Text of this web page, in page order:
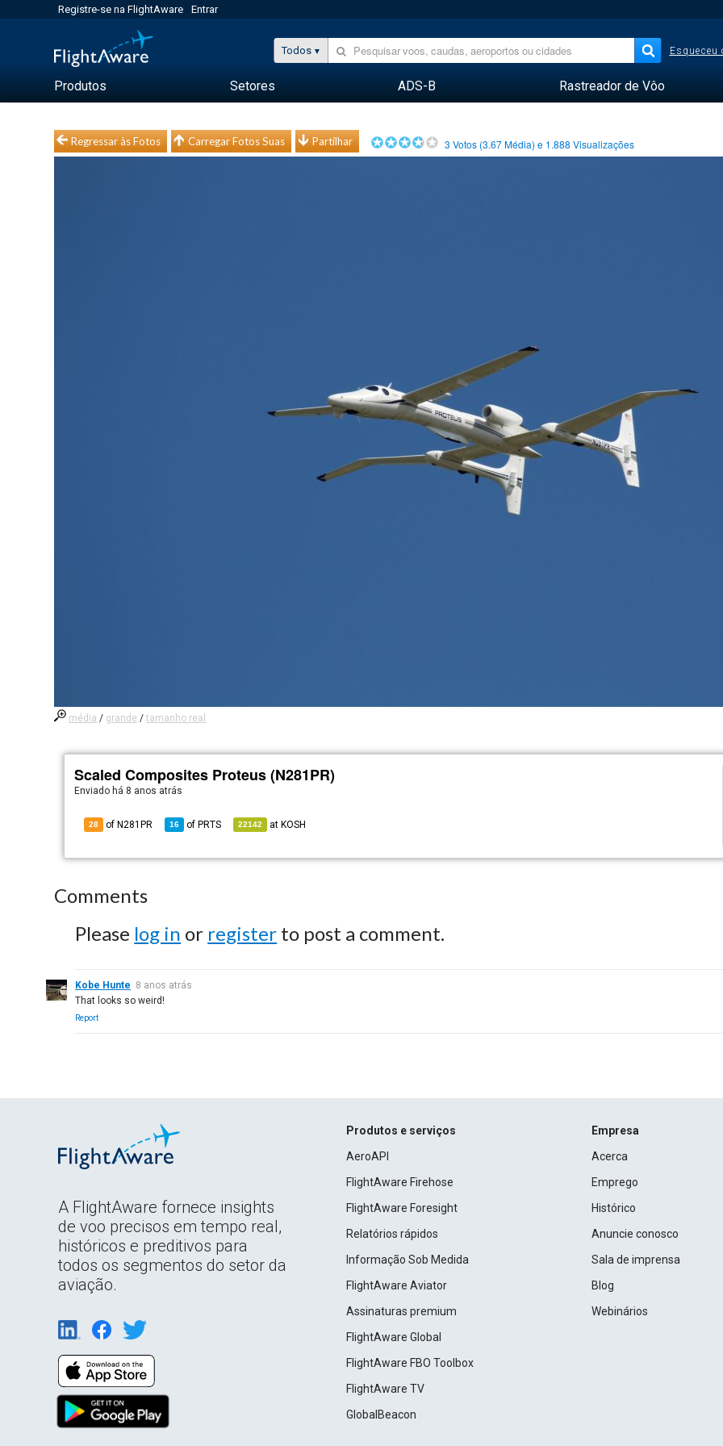
Registre-se na FlightAware Entrar
Todos Esqueceu
Produtos Setores ADS-B Rastreador de Vôo
Regressar às Fotos Carregar Fotos Suas Partilhar 3 Votos (3.67Média) e 1.888 Visualizações
média / grande /tamanho real
Scaled Composites Proteus (N281PR)
Enviado há 8 anos atrás
28 of N281PR 16 of PRTS 22142 at KOSH
Comments
Please log in or register to post a comment.
Kobe Hunte 8 anos atrás
That looks so weird!
Report
A FlightAware fornece insights
de voo precisos em tempo real,
históricos e preditivos para
todos os segmentos do setor da
aviação.
Produtos e serviços
AeroAPI
FlightAware Firehose
FlightAware Foresight
Relatórios rápidos
Informação Sob Medida
FlightAware Aviator
Assinaturas premium
FlightAware Global
FlightAware FBO Toolbox
FlightAware TV
GlobalBeacon
Empresa
Acerca
Emprego
Histórico
Anuncie conosco
Sala de imprensa
Blog
Webinários